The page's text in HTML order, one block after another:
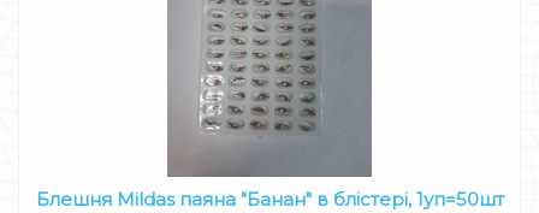
Блешня Mildas паяна "Банан" в блістері, 1уп=50шт